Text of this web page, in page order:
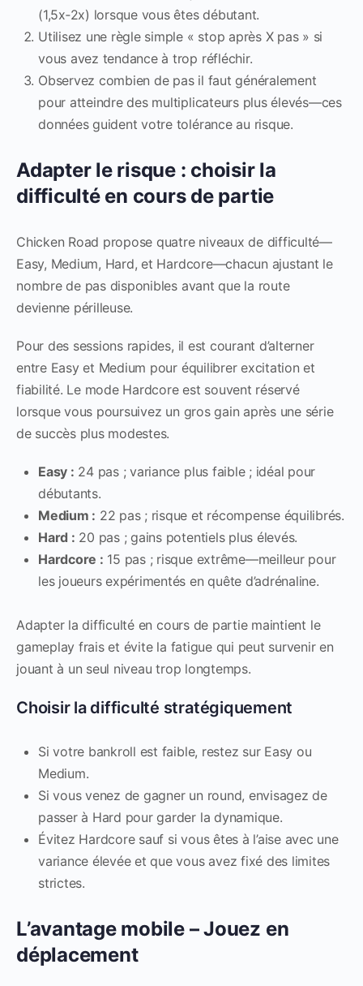
(1,5x‑2x) lorsque vous êtes débutant.
Utilisez une règle simple « stop après X pas » si
vous avez tendance à trop réfléchir.
Observez combien de pas il faut généralement
pour atteindre des multiplicateurs plus élevés—ces
données guident votre tolérance au risque.
Adapter le risque : choisir la
difficulté en cours de partie
Chicken Road propose quatre niveaux de difficulté—
Easy, Medium, Hard, et Hardcore—chacun ajustant le
nombre de pas disponibles avant que la route
devienne périlleuse.
Pour des sessions rapides, il est courant d’alterner
entre Easy et Medium pour équilibrer excitation et
fiabilité. Le mode Hardcore est souvent réservé
lorsque vous poursuivez un gros gain après une série
de succès plus modestes.
Easy : 24 pas ; variance plus faible ; idéal pour
débutants.
Medium : 22 pas ; risque et récompense équilibrés.
Hard : 20 pas ; gains potentiels plus élevés.
Hardcore : 15 pas ; risque extrême—meilleur pour
les joueurs expérimentés en quête d’adrénaline.
Adapter la difficulté en cours de partie maintient le
gameplay frais et évite la fatigue qui peut survenir en
jouant à un seul niveau trop longtemps.
Choisir la difficulté stratégiquement
Si votre bankroll est faible, restez sur Easy ou
Medium.
Si vous venez de gagner un round, envisagez de
passer à Hard pour garder la dynamique.
Évitez Hardcore sauf si vous êtes à l’aise avec une
variance élevée et que vous avez fixé des limites
strictes.
L’avantage mobile – Jouez en
déplacement